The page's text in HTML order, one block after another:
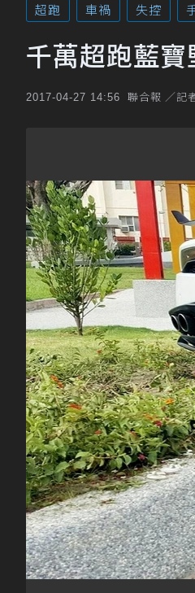
超跑 車禍 失控
千萬超跑藍
2017-04-27 14:56 聯合報 ／記